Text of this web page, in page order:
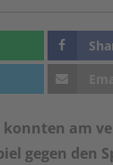
konnten am
gegen den